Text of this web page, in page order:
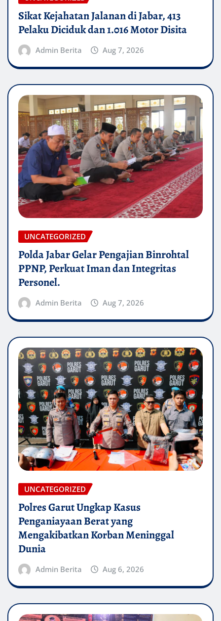
Sikat Kejahatan Jalanan di Jabar, 413
Pelaku Diciduk dan 1.016 Motor Disita
Admin Berita Aug 7, 2026
UNCATEGORIZED
Polda Jabar Gelar Pengajian Binrohtal
PPNP, Perkuat Iman dan Integritas
Personel.
Admin Berita Aug 7, 2026
UNCATEGORIZED
Polres Garut Ungkap Kasus
Penganiayaan Berat yang
Mengakibatkan Korban Meninggal
Dunia
Admin Berita Aug 6, 2026